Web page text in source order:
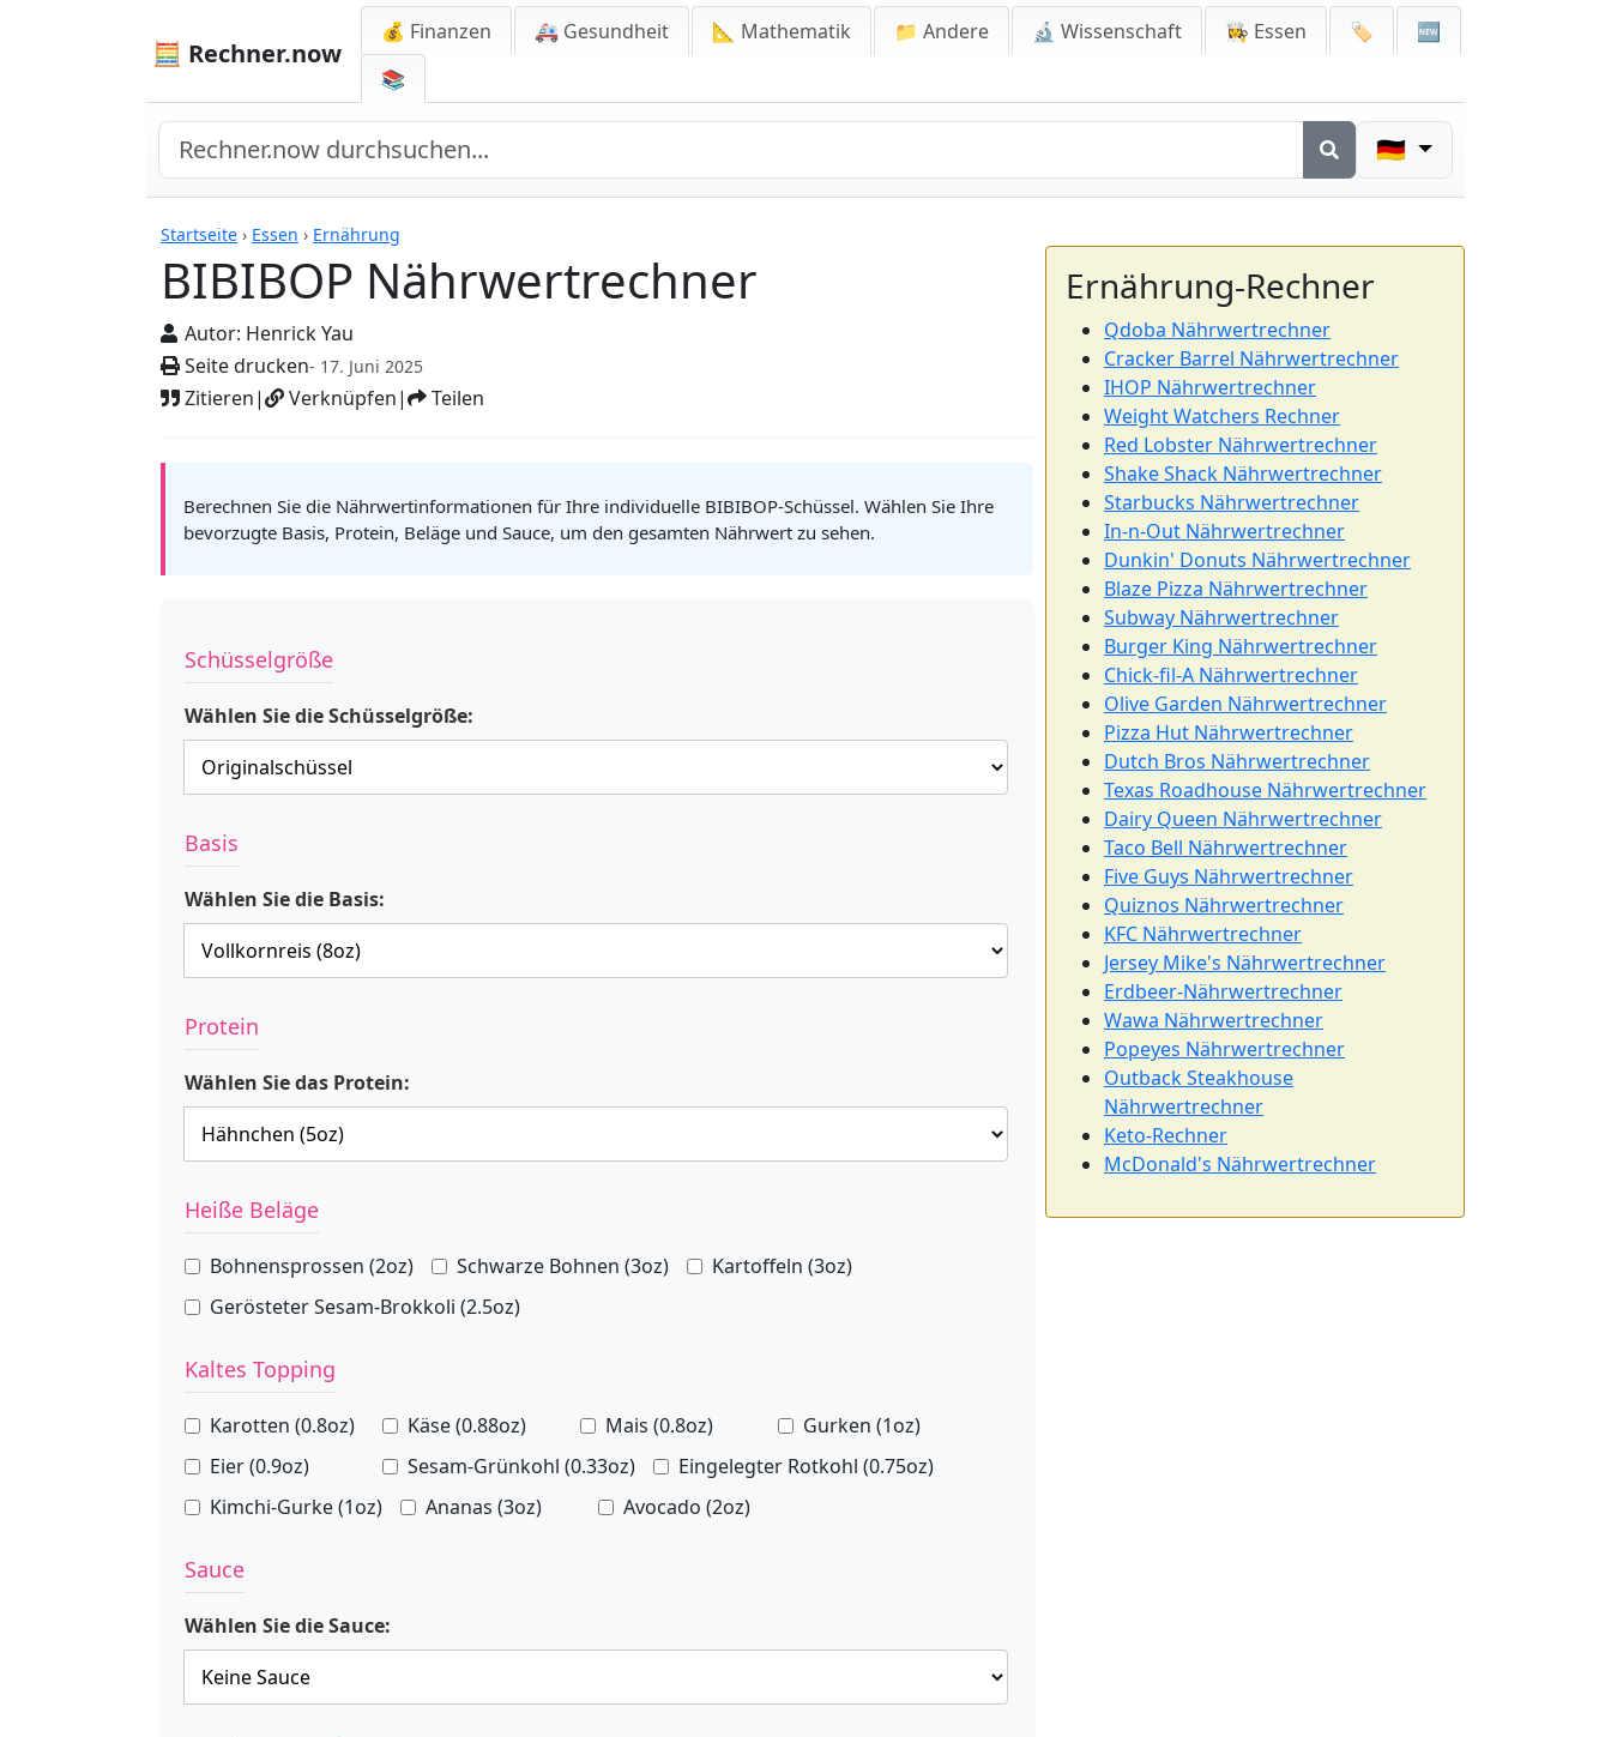
🧮 Rechner.now
💰 Finanzen 🚑 Gesundheit 📐 Mathematik 📁 Andere 🔬 Wissenschaft 👩‍🍳 Essen 🏷️
🆕
📚
🇩🇪
Startseite › Essen › Ernährung
BIBIBOP Nährwertrechner
Autor: Henrick Yau
Seite drucken- 17. Juni 2025
Zitieren| Verknüpfen| Teilen
Rechner
Berechnen Sie die Nährwertinformationen für Ihre individuelle BIBIBOP-Schüssel. Wählen Sie Ihre
bevorzugte Basis, Protein, Beläge und Sauce, um den gesamten Nährwert zu sehen.
Schüsselgröße
Wählen Sie die Schüsselgröße:
Basis
Wählen Sie die Basis:
Protein
Wählen Sie das Protein:
Heiße Beläge
Bohnensprossen (2oz) Schwarze Bohnen (3oz)
Kartoffeln (3oz)
Gerösteter Sesam-Brokkoli (2.5oz)
Kaltes Topping
Karotten (0.8oz) Käse (0.88oz) Mais (0.8oz)
Gurken (1oz)
Eier (0.9oz)
Sesam-Grünkohl (0.33oz)
Eingelegter Rotkohl (0.75oz)
Kimchi-Gurke (1oz)
Ananas (3oz) Avocado (2oz)
Sauce
Wählen Sie die Sauce:
Ernährung-Rechner
Qdoba Nährwertrechner
Cracker Barrel Nährwertrechner
IHOP Nährwertrechner
Weight Watchers Rechner
Red Lobster Nährwertrechner
Shake Shack Nährwertrechner
Starbucks Nährwertrechner
In-n-Out Nährwertrechner
Dunkin' Donuts Nährwertrechner
Blaze Pizza Nährwertrechner
Subway Nährwertrechner
Burger King Nährwertrechner
Chick-fil-A Nährwertrechner
Olive Garden Nährwertrechner
Pizza Hut Nährwertrechner
Dutch Bros Nährwertrechner
Texas Roadhouse Nährwertrechner
Dairy Queen Nährwertrechner
Taco Bell Nährwertrechner
Five Guys Nährwertrechner
Quiznos Nährwertrechner
KFC Nährwertrechner
Jersey Mike's Nährwertrechner
Erdbeer-Nährwertrechner
Wawa Nährwertrechner
Popeyes Nährwertrechner
Outback Steakhouse
Nährwertrechner
Keto-Rechner
McDonald's Nährwertrechner